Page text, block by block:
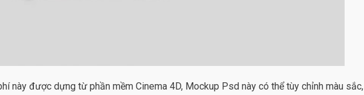
này được dựng từ phần mềm Cinema 4D, Mockup Psd này có thể tùy chỉnh màu sắc,